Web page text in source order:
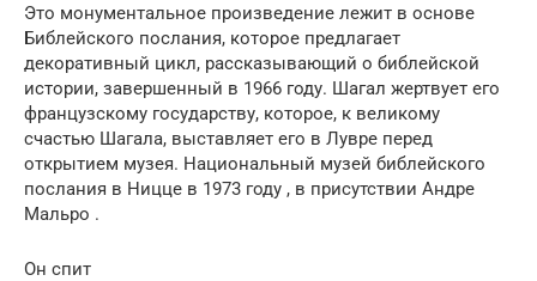
Это монументальное произведение лежит в основе
Библейского послания, которое предлагает
декоративный цикл, рассказывающий о библейской
истории, завершенный в 1966 году. Шагал жертвует его
французскому государству, которое, к великому
счастью Шагала, выставляет его в Лувре перед
открытием музея. Национальный музей библейского
послания в Ницце в 1973 году , в присутствии Андре
Мальро .
Он спит